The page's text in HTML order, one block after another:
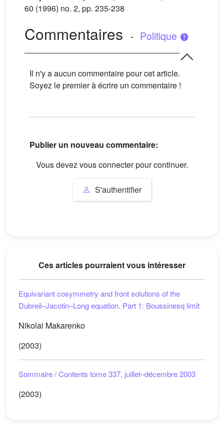
60 (1996) no. 2, pp. 235-238
Commentaires - Politique
Il n'y a aucun commentaire pour cet article.
Soyez le premier à écrire un commentaire !
Publier un nouveau commentaire:
Vous devez vous connecter pour continuer.
S'authentifier
Ces articles pourraient vous intéresser
Equivariant cosymmetry and front solutions of the
Dubreil–Jacotin–Long equation. Part 1: Boussinesq limit
Nikolai Makarenko
(2003)
Sommaire / Contents tome 337, juillet–décembre 2003
(2003)